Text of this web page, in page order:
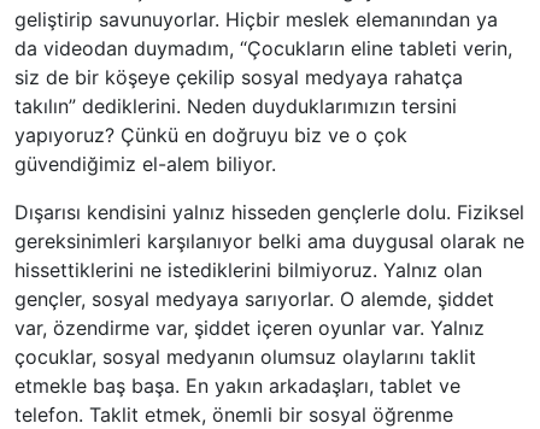
geliştirip savunuyorlar. Hiçbir meslek elemanından ya
da videodan duymadım, “Çocukların eline tableti verin,
siz de bir köşeye çekilip sosyal medyaya rahatça
takılın” dediklerini. Neden duyduklarımızın tersini
yapıyoruz? Çünkü en doğruyu biz ve o çok
güvendiğimiz el-alem biliyor.
Dışarısı kendisini yalnız hisseden gençlerle dolu. Fiziksel
gereksinimleri karşılanıyor belki ama duygusal olarak ne
hissettiklerini ne istediklerini bilmiyoruz. Yalnız olan
gençler, sosyal medyaya sarıyorlar. O alemde, şiddet
var, özendirme var, şiddet içeren oyunlar var. Yalnız
çocuklar, sosyal medyanın olumsuz olaylarını taklit
etmekle baş başa. En yakın arkadaşları, tablet ve
telefon. Taklit etmek, önemli bir sosyal öğrenme